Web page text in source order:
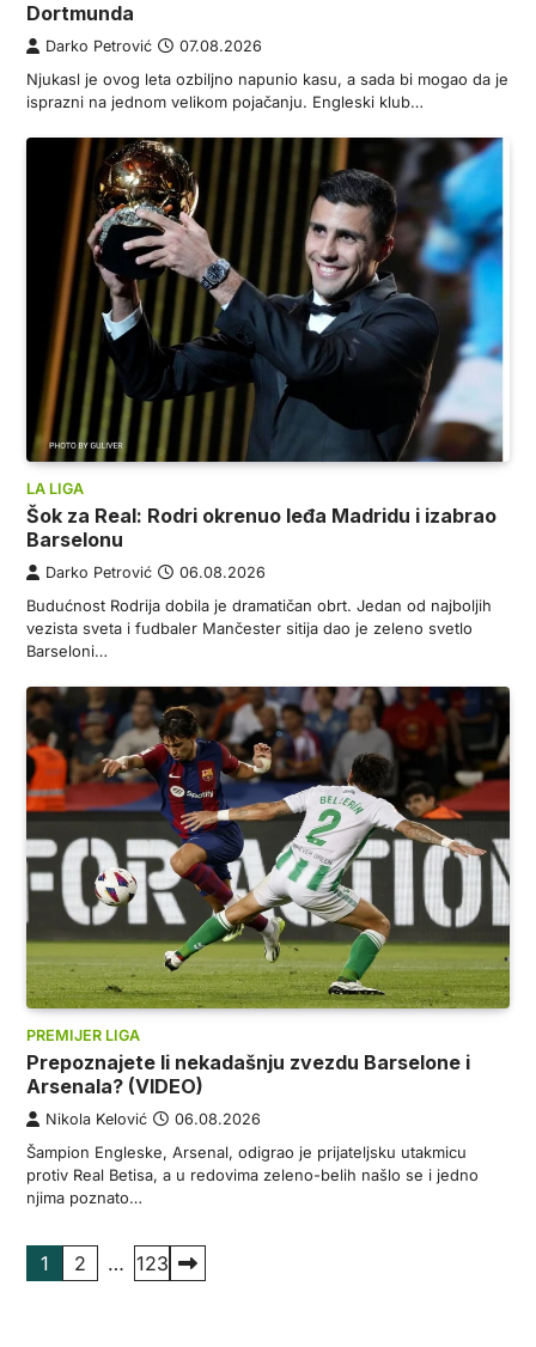
Dortmunda
Darko Petrović 07.08.2026
Njukasl je ovog leta ozbiljno napunio kasu, a sada bi mogao da je
isprazni na jednom velikom pojačanju. Engleski klub…
LA LIGA
Šok za Real: Rodri okrenuo leđa Madridu i izabrao
Barselonu
Darko Petrović 06.08.2026
Budućnost Rodrija dobila je dramatičan obrt. Jedan od najboljih
vezista sveta i fudbaler Mančester sitija dao je zeleno svetlo
Barseloni…
PREMIJER LIGA
Prepoznajete li nekadašnju zvezdu Barselone i
Arsenala? (VIDEO)
Nikola Kelović 06.08.2026
Šampion Engleske, Arsenal, odigrao je prijateljsku utakmicu
protiv Real Betisa, a u redovima zeleno-belih našlo se i jedno
njima poznato…
Пагинација
1 2 … 123